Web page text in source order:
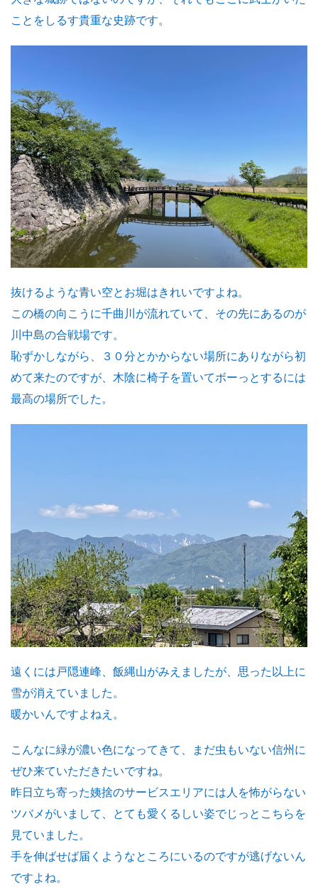
ことをしるす貴重な史跡です。
抜けるような青い空とお堀はきれいですよね。
この橋の向こうに千曲川が流れていて、その先にあるのが
川中島の合戦場です。
恥ずかしながら、３０分とかからない場所にありながら初
めて来たのですが、木陰に椅子を置いてボーっとするには
最高の場所でした。
遠くには戸隠連峰、飯縄山がみえましたが、思った以上に
雪が消えていました。
暖かいんですよねえ。
こんなに緑が濃い色になってきて、まだ虫もいない信州に
ぜひ来ていただきたいですね。
昨日立ち寄った姨捨のサービスエリアには人を怖がらない
ツバメがいまして、とても愛くるしい姿でじっとこちらを
見ていました。
手を伸ばせば届くようなところにいるのですが逃げないん
ですよね。